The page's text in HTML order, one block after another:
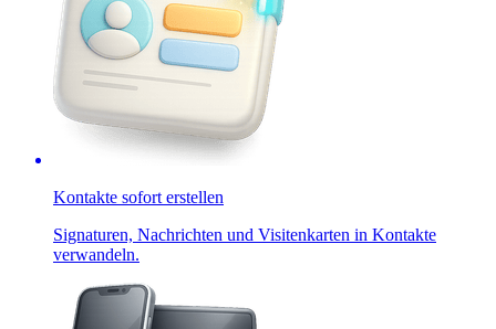
Kontakte sofort erstellen
Signaturen, Nachrichten und Visitenkarten in Kontakte
verwandeln.